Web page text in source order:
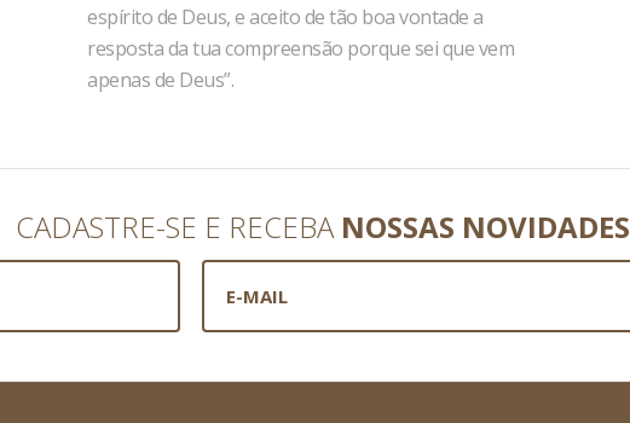
espírito de Deus, e aceito de tão boa vontade a
resposta da tua compreensão porque sei que vem
apenas de Deus”.
CADASTRE-SE E RECEBA NOSSAS NOVIDADES